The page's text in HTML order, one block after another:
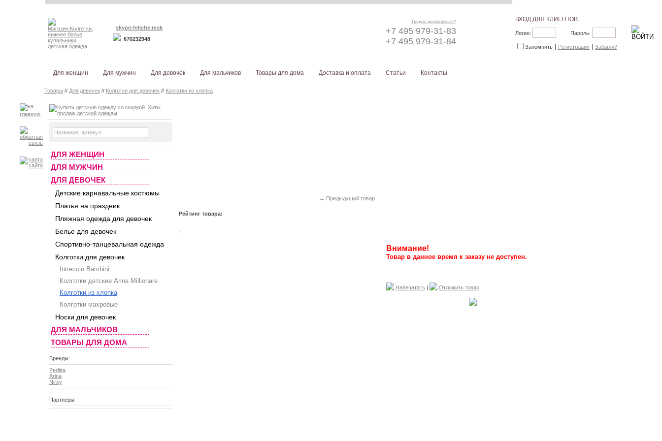
skype:feliche.msk
670232948
Трудно дозвониться?
+7 495 979-31-83
+7 495 979-31-84
ВХОД ДЛЯ КЛИЕНТОВ:
Логин: Пароль:
Запомнить Регистрация Забыли?
Для женщин Для мужчин Для девочек Для мальчиков Товары для дома Доставка и оплата Статьи Контакты
Товары // Для девочек // Колготки для девочек // Колготки из хлопка
ДЛЯ ЖЕНЩИН
ДЛЯ МУЖЧИН
ДЛЯ ДЕВОЧЕК
Детские карнавальные костюмы
Платья на праздник
Пляжная одежда для девочек
Белье для девочек
Спортивно-танцевальная одежда
Колготки для девочек
Intreccio Bambini
Колготки детские Arina Millionare
Колготки из хлопка
Колготки махровые
Носки для девочек
ДЛЯ МАЛЬЧИКОВ
ТОВАРЫ ДЛЯ ДОМА
Бренды:
Perlitta
Arina
Nirey
Партнеры:
← Предыдущий товар
Рейтинг товара:
Внимание!
Товар в данное время к заказу не доступен.
Напечатать | Отложить товар